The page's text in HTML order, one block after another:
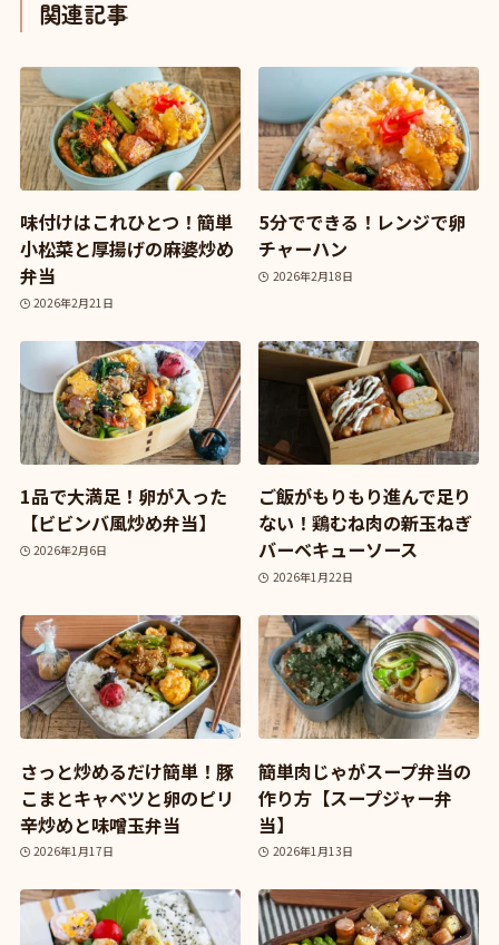
関連記事
味付けはこれひとつ！簡単
小松菜と厚揚げの麻婆炒め
弁当
2026年2月21日
5分でできる！レンジで卵
チャーハン
2026年2月18日
1品で大満足！卵が入った
【ビビンバ風炒め弁当】
2026年2月6日
ご飯がもりもり進んで足り
ない！鶏むね肉の新玉ねぎ
バーベキューソース
2026年1月22日
さっと炒めるだけ簡単！豚
こまとキャベツと卵のピリ
辛炒めと味噌玉弁当
2026年1月17日
簡単肉じゃがスープ弁当の
作り方【スープジャー弁
当】
2026年1月13日